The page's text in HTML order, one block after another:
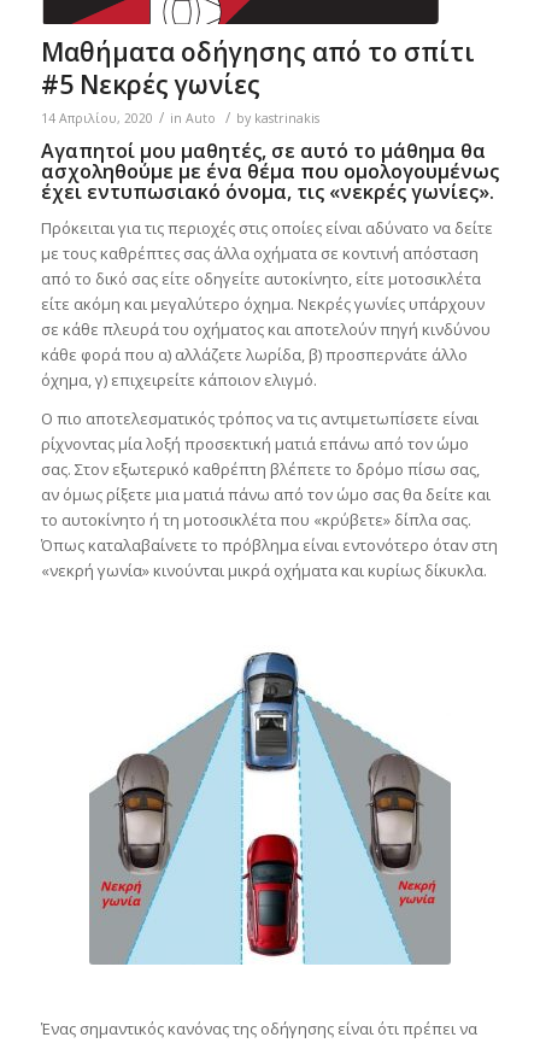
Μαθήματα οδήγησης από το σπίτι
#5 Νεκρές γωνίες
14 Απριλίου, 2020 / in Auto / by kastrinakis
Αγαπητοί μου μαθητές, σε αυτό το μάθημα θα
ασχοληθούμε με ένα θέμα που ομολογουμένως
έχει εντυπωσιακό όνομα, τις «νεκρές γωνίες».
Πρόκειται για τις περιοχές στις οποίες είναι αδύνατο να δείτε
με τους καθρέπτες σας άλλα οχήματα σε κοντινή απόσταση
από το δικό σας είτε οδηγείτε αυτοκίνητο, είτε μοτοσικλέτα
είτε ακόμη και μεγαλύτερο όχημα. Νεκρές γωνίες υπάρχουν
σε κάθε πλευρά του οχήματος και αποτελούν πηγή κινδύνου
κάθε φορά που α) αλλάζετε λωρίδα, β) προσπερνάτε άλλο
όχημα, γ) επιχειρείτε κάποιον ελιγμό.
Ο πιο αποτελεσματικός τρόπος να τις αντιμετωπίσετε είναι
ρίχνοντας μία λοξή προσεκτική ματιά επάνω από τον ώμο
σας. Στον εξωτερικό καθρέπτη βλέπετε το δρόμο πίσω σας,
αν όμως ρίξετε μια ματιά πάνω από τον ώμο σας θα δείτε και
το αυτοκίνητο ή τη μοτοσικλέτα που «κρύβετε» δίπλα σας.
Όπως καταλαβαίνετε το πρόβλημα είναι εντονότερο όταν στη
«νεκρή γωνία» κινούνται μικρά οχήματα και κυρίως δίκυκλα.
Ένας σημαντικός κανόνας της οδήγησης είναι ότι πρέπει να